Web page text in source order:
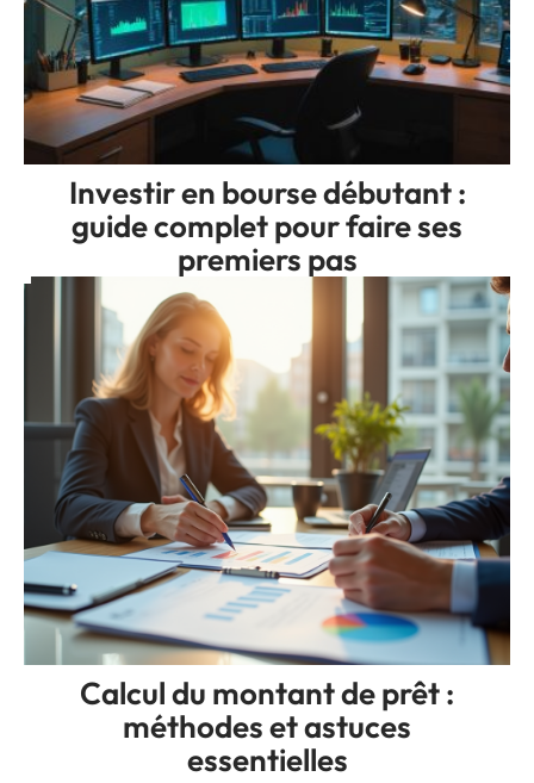
Investir en bourse débutant :
guide complet pour faire ses
premiers pas
Calcul du montant de prêt :
méthodes et astuces
essentielles